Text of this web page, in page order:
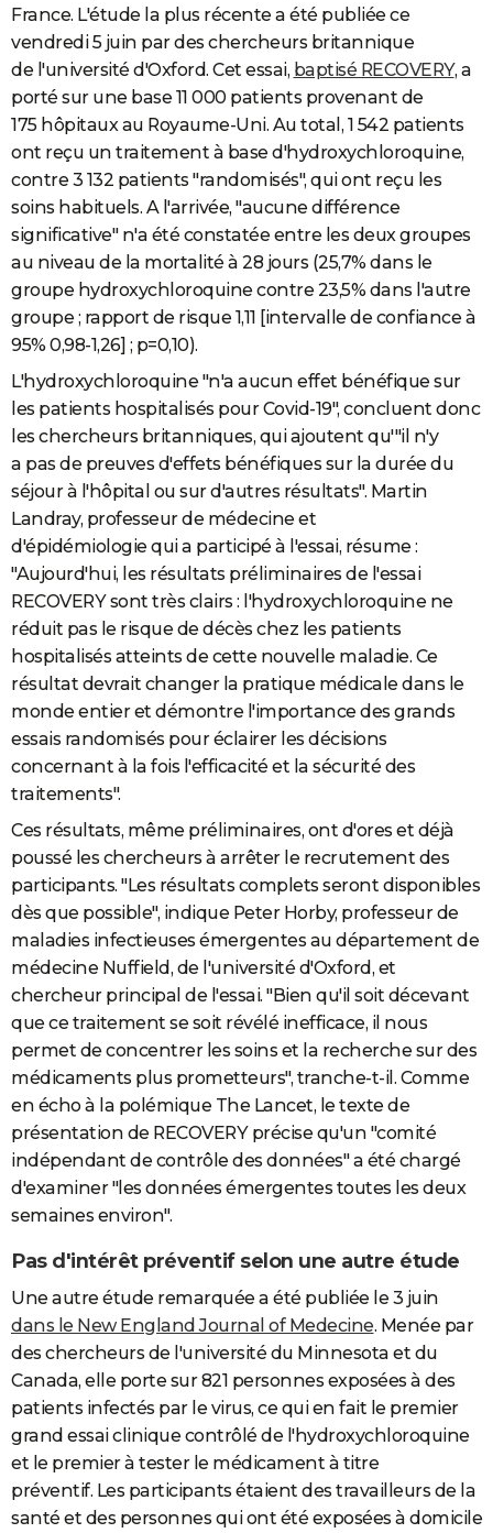
France. L'étude la plus récente a été publiée ce
vendredi 5 juin par des chercheurs britannique
de l'université d'Oxford. Cet essai, baptisé RECOVERY, a
porté sur une base 11 000 patients provenant de
175 hôpitaux au Royaume-Uni. Au total, 1 542 patients
ont reçu un traitement à base d'hydroxychloroquine,
contre 3 132 patients "randomisés", qui ont reçu les
soins habituels. A l'arrivée, "aucune différence
significative" n'a été constatée entre les deux groupes
au niveau de la mortalité à 28 jours (25,7% dans le
groupe hydroxychloroquine contre 23,5% dans l'autre
groupe ; rapport de risque 1,11 [intervalle de confiance à
95% 0,98-1,26] ; p=0,10).
L'hydroxychloroquine "n'a aucun effet bénéfique sur
les patients hospitalisés pour Covid-19", concluent donc
les chercheurs britanniques, qui ajoutent qu'"il n'y
a pas de preuves d'effets bénéfiques sur la durée du
séjour à l'hôpital ou sur d'autres résultats". Martin
Landray, professeur de médecine et
d'épidémiologie qui a participé à l'essai, résume :
"Aujourd'hui, les résultats préliminaires de l'essai
RECOVERY sont très clairs : l'hydroxychloroquine ne
réduit pas le risque de décès chez les patients
hospitalisés atteints de cette nouvelle maladie. Ce
résultat devrait changer la pratique médicale dans le
monde entier et démontre l'importance des grands
essais randomisés pour éclairer les décisions
concernant à la fois l'efficacité et la sécurité des
traitements".
Ces résultats, même préliminaires, ont d'ores et déjà
poussé les chercheurs à arrêter le recrutement des
participants. "Les résultats complets seront disponibles
dès que possible", indique Peter Horby, professeur de
maladies infectieuses émergentes au département de
médecine Nuffield, de l'université d'Oxford, et
chercheur principal de l'essai. "Bien qu'il soit décevant
que ce traitement se soit révélé inefficace, il nous
permet de concentrer les soins et la recherche sur des
médicaments plus prometteurs", tranche-t-il. Comme
en écho à la polémique The Lancet, le texte de
présentation de RECOVERY précise qu'un "comité
indépendant de contrôle des données" a été chargé
d'examiner "les données émergentes toutes les deux
semaines environ".
Pas d'intérêt préventif selon une autre étude
Une autre étude remarquée a été publiée le 3 juin
dans le New England Journal of Medecine. Menée par
des chercheurs de l'université du Minnesota et du
Canada, elle porte sur 821 personnes exposées à des
patients infectés par le virus, ce qui en fait le premier
grand essai clinique contrôlé de l'hydroxychloroquine
et le premier à tester le médicament à titre
préventif. Les participants étaient des travailleurs de la
santé et des personnes qui ont été exposées à domicile